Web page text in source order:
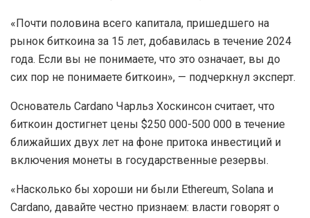
дружественный к цифровым активам Белый дом,
новые председатели SEC и FTC, новый министр
торговли», — отметил Ли.
Джу указал на существенные притоки капитала в
биткоин в 2024 году — около $80 млрд ежемесячно.
«Почти половина всего капитала, пришедшего на
года. Если вы не понимаете, что это означает, вы до
сих пор не понимаете биткоин», — подчеркнул эксперт.